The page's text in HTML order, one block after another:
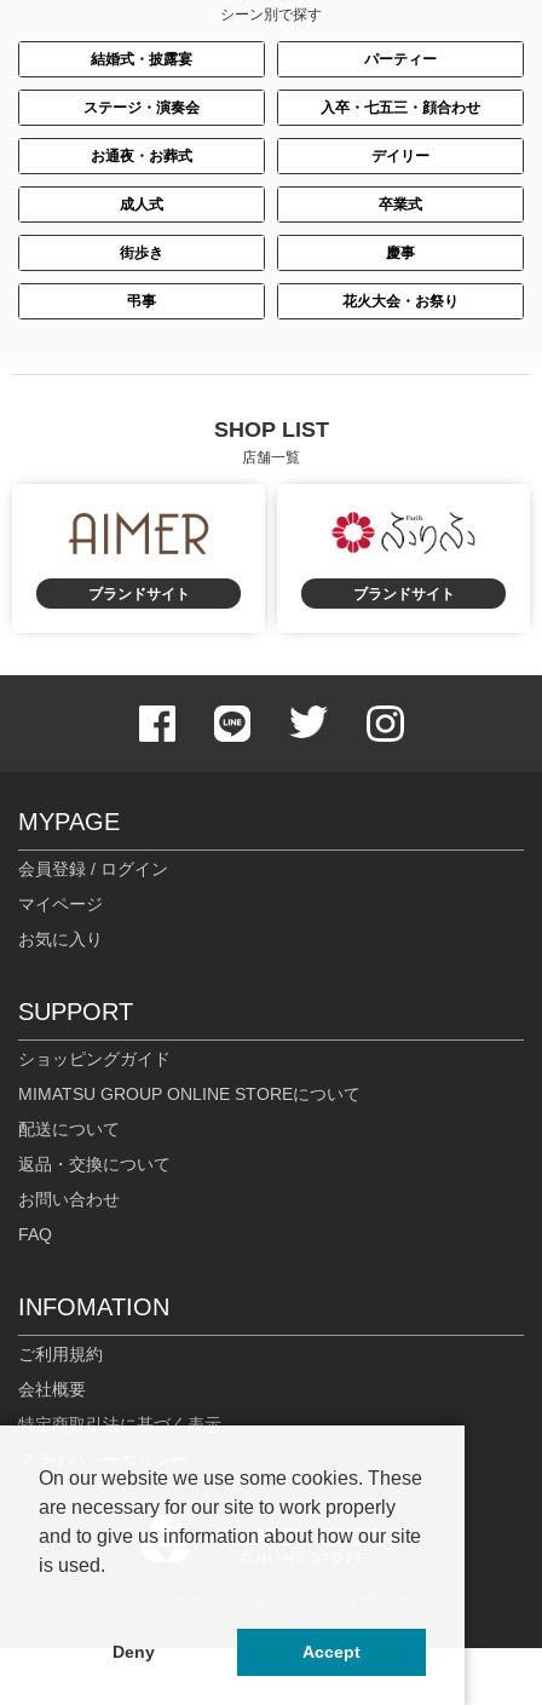
シーン別で探す
結婚式・披露宴 パーティー
ステージ・演奏会 入卒・七五三・顔合わせ
お通夜・お葬式 デイリー
成人式 卒業式
街歩き 慶事
弔事 花火大会・お祭り
SHOP LIST
店舗一覧
ブランドサイト ブランドサイト
MYPAGE
会員登録 / ログイン
マイページ
お気に入り
SUPPORT
ショッピングガイド
MIMATSU GROUP ONLINE STOREについて
配送について
返品・交換について
お問い合わせ
FAQ
INFOMATION
ご利用規約
会社概要
特定商取引法に基づく表示
On our website we use some cookies. These
are necessary for our site to work properly
and to give us information about how our site
is used.
Deny Accept